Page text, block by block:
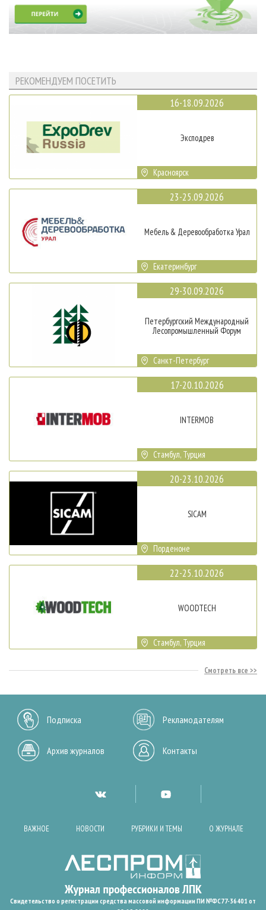
РЕКОМЕНДУЕМ ПОСЕТИТЬ
16-18.09.2026
Эксподрев
Красноярск
23-25.09.2026
Мебель & Деревообработка Урал
Екатеринбург
29-30.09.2026
Петербургский Международный
Лесопромышленный Форум
Санкт-Петербург
17-20.10.2026
INTERMOB
Стамбул, Турция
20-23.10.2026
SICAM
Порденоне
22-25.10.2026
WOODTECH
Стамбул, Турция
Смотреть все
Подписка Рекламодателям
Архив журналов Контакты
ВАЖНОЕ НОВОСТИ РУБРИКИ И ТЕМЫ О ЖУРНАЛЕ
Свидетельство о регистрации средства массовой информации ПИ №ФС77-36401 от